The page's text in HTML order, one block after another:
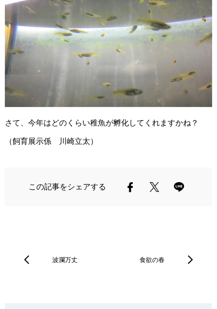
さて、今年はどのくらい稚魚が孵化してくれますかね？
（飼育展示係 川崎立太）
この記事をシェアする
波瀾万丈 食欲の春